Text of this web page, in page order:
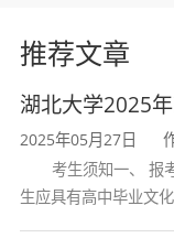
推荐文章
湖北大学2025
2025年05月27日
考生须知一、 报
生应具有高中毕业文